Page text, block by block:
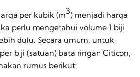
per kubik (m3) menjadi harga
perlu mengetahui volume 1 biji
dulu. Secara umum, untuk
biji (satuan) bata ringan Citicon,
rumus berikut: